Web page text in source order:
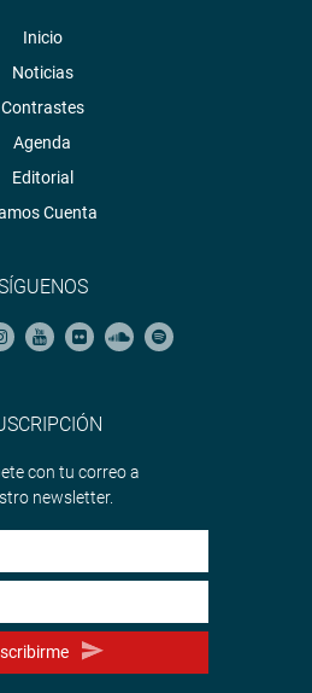
Inicio
Noticias
Contrastes
Agenda
Editorial
Cuenta
con tu correo a
newsletter.